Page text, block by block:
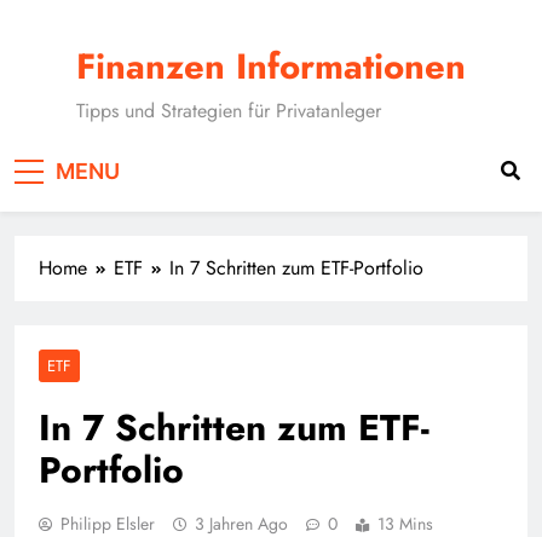
Finanzen Informationen
Tipps und Strategien für Privatanleger
MENU
Home ETF In 7 Schritten zum ETF-Portfolio
ETF
In 7 Schritten zum ETF-
Portfolio
Philipp Elsler 3 Jahren Ago 0 13 Mins